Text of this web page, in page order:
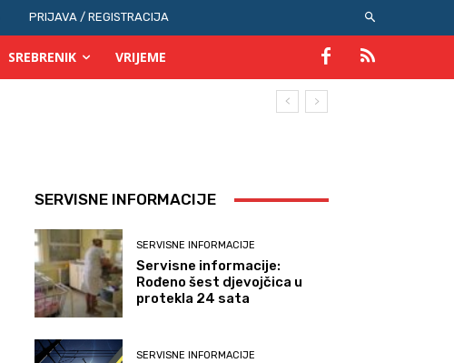
PRIJAVA / REGISTRACIJA
SREBRENIK VRIJEME
SERVISNE INFORMACIJE
SERVISNE INFORMACIJE
Servisne informacije:
Rođeno šest djevojčica u
protekla 24 sata
SERVISNE INFORMACIJE